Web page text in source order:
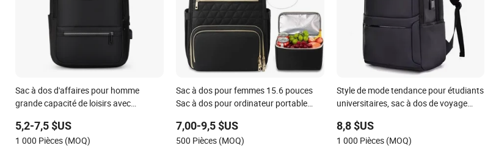
Sac à dos d'affaires pour homme
grande capacité de loisirs avec
étanche
5,2-7,5 $US
1 000 Pièces (MOQ)
Sac à dos pour femmes 15.6 pouces
Sac à dos pour ordinateur portable
enseignant infirmière Sac de travail
avec sac isotherme Sac à dos pour
7,00-9,5 $US
500 Pièces (MOQ)
Style de mode tendance pour étudiants
universitaires, sac à dos de voyage
dos de loisirs durable
8,8 $US
1 000 Pièces (MOQ)